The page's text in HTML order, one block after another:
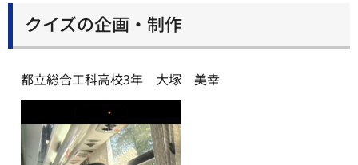
クイズの企画・制作
都立総合工科高校3年 大塚 美幸